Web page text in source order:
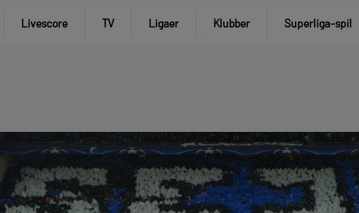
Livescore TV Ligaer Klubber Superliga-spil